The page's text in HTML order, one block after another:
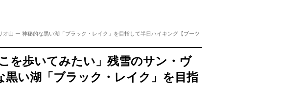
オ山 ー 神秘的な黒い湖「ブラック・レイク」を目指して半日ハイキング【ブーツ
を歩いてみたい」残雪のサン・ヴ
黒い湖「ブラック・レイク」を目指